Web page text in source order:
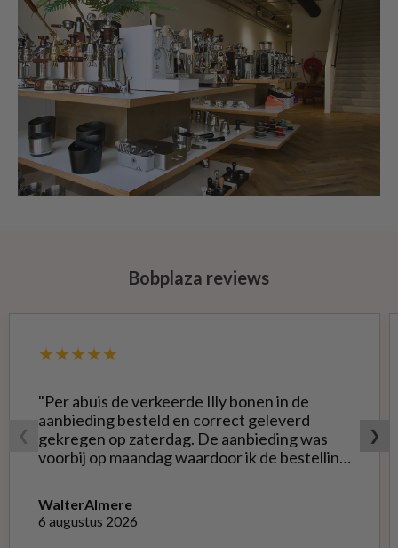
Bobplaza reviews
❮
★★★★★
"Per abuis de verkeerde Illy bonen in de
aanbieding besteld en correct geleverd
gekregen op zaterdag. De aanbieding was
voorbij op maandag waardoor ik de bestelling
worden voor de goede; dat kon misschien in
Haarlem bij de winkel. Op meerdere mails
WalterAlmere
6 augustus 2026
❯